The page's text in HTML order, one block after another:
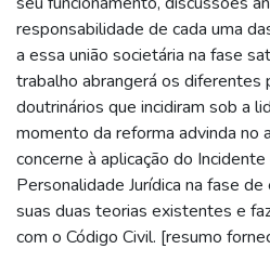
responsabilidade de cada uma
a essa união societária na fase
trabalho abrangerá os diferentes
doutrinários que incidiram sob a
momento da reforma advinda no
concerne à aplicação do
Personalidade Jurídica na fase
suas duas teorias existentes e
com o Código Civil. [resumo